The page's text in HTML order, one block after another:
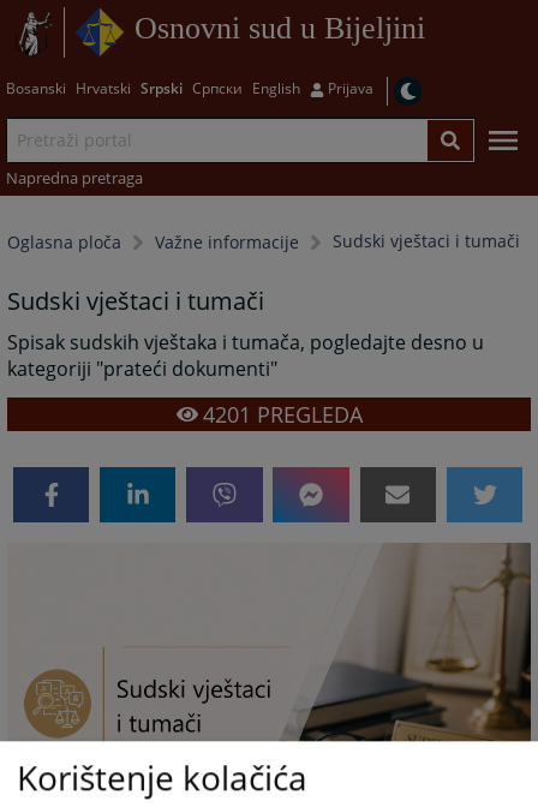
Osnovni sud u Bijeljini
Bosanski Hrvatski Srpski Српски English Prijava
Napredna pretraga
Oglasna ploča Važne informacije Sudski vještaci i tumači
Sudski vještaci i tumači
Spisak sudskih vještaka i tumača, pogledajte desno u
kategoriji "prateći dokumenti"
4201 PREGLEDA
Korištenje kolačića